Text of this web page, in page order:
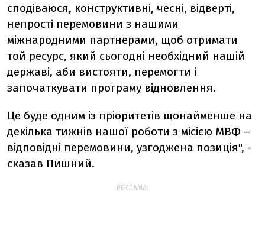
сподіваюся, конструктивні, чесні, відверті,
непрості перемовини з нашими
міжнародними партнерами, щоб отримати
той ресурс, який сьогодні необхідний нашій
державі, аби вистояти, перемогти і
започаткувати програму відновлення.
Це буде одним із пріоритетів щонайменше на
декілька тижнів нашої роботи з місією МВФ –
відповідні перемовини, узгоджена позиція", -
сказав Пишний.
РЕКЛАМА: